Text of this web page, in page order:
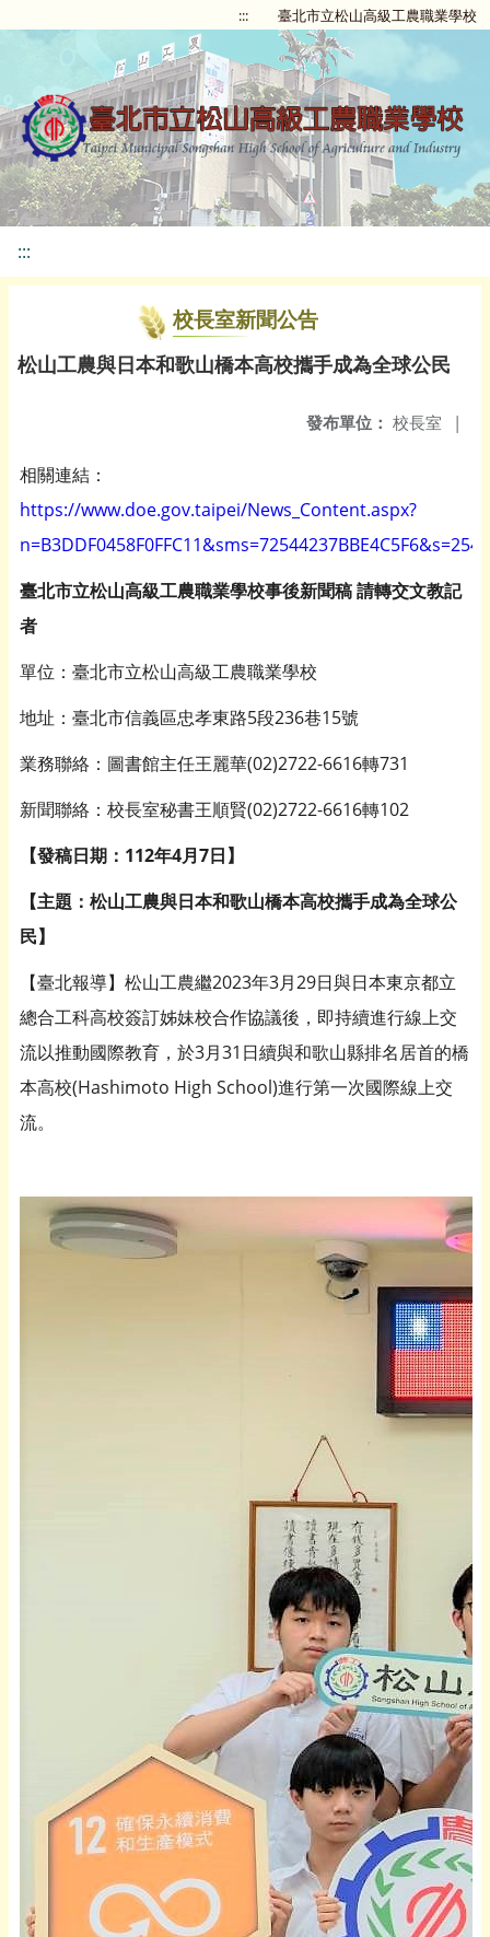
::: 臺北市立松山高級工農職業學校
:::
校長室新聞公告
松山工農與日本和歌山橋本高校攜手成為全球公民
發布單位： 校長室 |
相關連結：
https://www.doe.gov.taipei/News_Content.aspx?
臺北市立松山高級工農職業學校事後新聞稿 請轉交文教記
者
單位：臺北市立松山高級工農職業學校
地址：臺北市信義區忠孝東路5段236巷15號
業務聯絡：圖書館主任王麗華(02)2722-6616轉731
新聞聯絡：校長室秘書王順賢(02)2722-6616轉102
【發稿日期：112年4月7日】
【主題：松山工農與日本和歌山橋本高校攜手成為全球公
民】
【臺北報導】松山工農繼2023年3月29日與日本東京都立
總合工科高校簽訂姊妹校合作協議後，即持續進行線上交
流以推動國際教育，於3月31日續與和歌山縣排名居首的橋
本高校(Hashimoto High School)進行第一次國際線上交
流。